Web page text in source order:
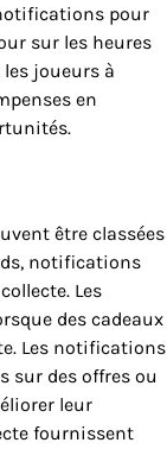
pour
sur les heures
les joueurs à
en
être classées
notifications
Les
des cadeaux
Les notifications
sur des offres ou
leur
fournissent